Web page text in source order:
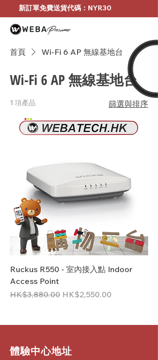
新訂單免費送貨代碼：NYR30
首頁 Wi-Fi 6 AP 無線基地台
Wi-Fi 6 AP 無線基地台
1 項產品 篩選與排序
Ruckus R550 - 室內接入點 Indoor
Access Point
一般價格
HK$3,880.00 促銷價格
HK$2,550.00
​體驗中心地址